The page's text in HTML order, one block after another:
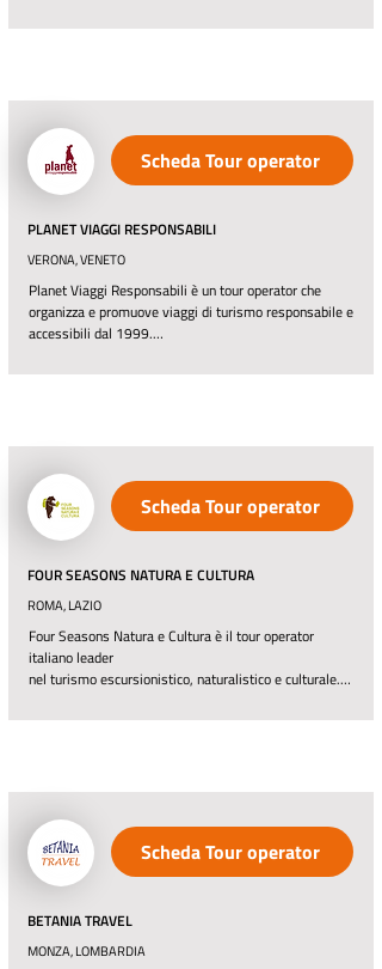
ventimila viaggiatori a scoprire l’Italia e il mondo
viaggiare anche attraverso conferenze ed eventi a
i nostri viaggi a piedi abbiamo instaurato da oltre 10
anni uno stretto rapporto di partnership con la
cooperativa Walden viaggi a piedi.
Scheda Tour operator
PLANET VIAGGI RESPONSABILI
VERONA, VENETO
Planet Viaggi Responsabili è un tour operator che
organizza e promuove viaggi di turismo responsabile e
accessibili dal 1999.
nostri viaggi.
mondo è possibile più equo, paritario, solidale e
Latina e Asia senza rinunciare a vedere meraviglie
naturali e monumenti artistici, ma cercando al tempo
stesso di avvicinarsi, con rispetto, a chi in questi
Paesi vive.
Scheda Tour operator
FOUR SEASONS NATURA E CULTURA
ROMA, LAZIO
Four Seasons Natura e Cultura è il tour operator
italiano leader
nel turismo escursionistico, naturalistico e culturale.
abbiamo mai smesso di proporre agli amanti del
Ancora oggi continuiamo a promuovere
diffondere la cultura del viaggio autentico, che guida
tutte le persone che vogliono realizzare con noi, ogni
giorno, questa visione.
Scheda Tour operator
BETANIA TRAVEL
MONZA, LOMBARDIA